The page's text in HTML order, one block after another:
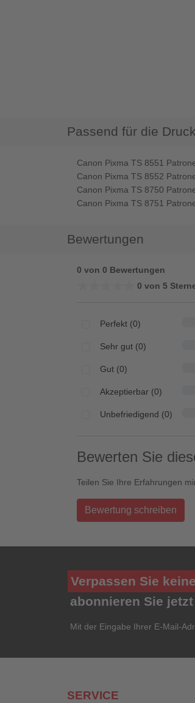
Passend für die
Canon Pixma TS 8551
Canon Pixma TS 8552
Canon Pixma TS 8750
Canon Pixma TS 8751
Bewertungen
0 von 0 Bewertungen
0 von 5
Perfekt (0)
Sehr gut (0)
Gut (0)
Akzeptierbar (0)
Unbefriedigend (0)
Bewerten Sie
Teilen Sie Ihre Erfahrungen
Bewertung schreiben
Verpassen Sie
abonnieren Sie
Mit der Eingabe Ihrer E-Mail-
SERVICE